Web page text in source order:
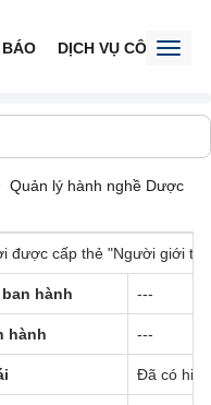
DỊCH VỤ CÔNG
Quản lý hành nghề Dược
được cấp thẻ "Người giới
hành ---
hành ---
Đã có